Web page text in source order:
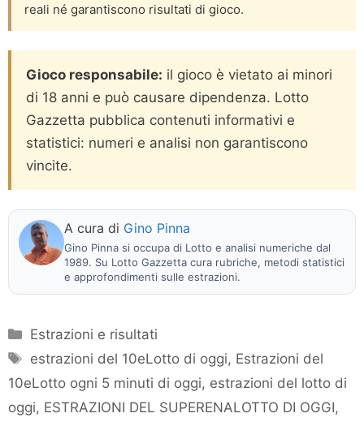
reali né garantiscono risultati di gioco.
Gioco responsabile: il gioco è vietato ai minori
di 18 anni e può causare dipendenza. Lotto
Gazzetta pubblica contenuti informativi e
statistici: numeri e analisi non garantiscono
vincite.
A cura di Gino Pinna
Gino Pinna si occupa di Lotto e analisi numeriche dal
1989. Su Lotto Gazzetta cura rubriche, metodi statistici
e approfondimenti sulle estrazioni.
Categorie
Estrazioni e risultati
Tag
estrazioni del 10eLotto di oggi, Estrazioni del
10eLotto ogni 5 minuti di oggi, estrazioni del lotto di
oggi, ESTRAZIONI DEL SUPERENALOTTO DI OGGI,